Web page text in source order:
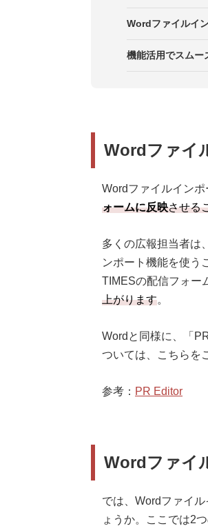
メリット2
Wordファイルイ
注意点1．
機能活用でスムー
Wordファイ
Wordファイルインポ
ォームに反映させる
多くの広報担当者は
ンポート機能を使う
TIMESの配信フォー
上がります。
Wordと同様に、「
ついては、こちらを
参考： PR Editor
Wordファイ
では、Wordファイ
ょうか。ここでは2